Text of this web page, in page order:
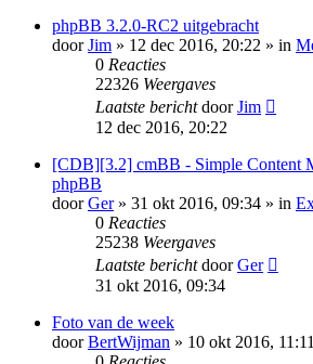
phpBB 3.2.0-RC2 uitgebracht
doorJim » 12 dec 2016, 20:22 » in
0 Reacties
22326 Weergaves
Laatste berichtdoorJim
12 dec 2016, 20:22
[CDB][3.2] cmBB - Simple Content
phpBB
doorGer» 31 okt 2016, 09:34 » in
0 Reacties
25238 Weergaves
Laatste berichtdoorGer
31 okt 2016, 09:34
Foto van de week
doorBertWijman » 10 okt 2016,